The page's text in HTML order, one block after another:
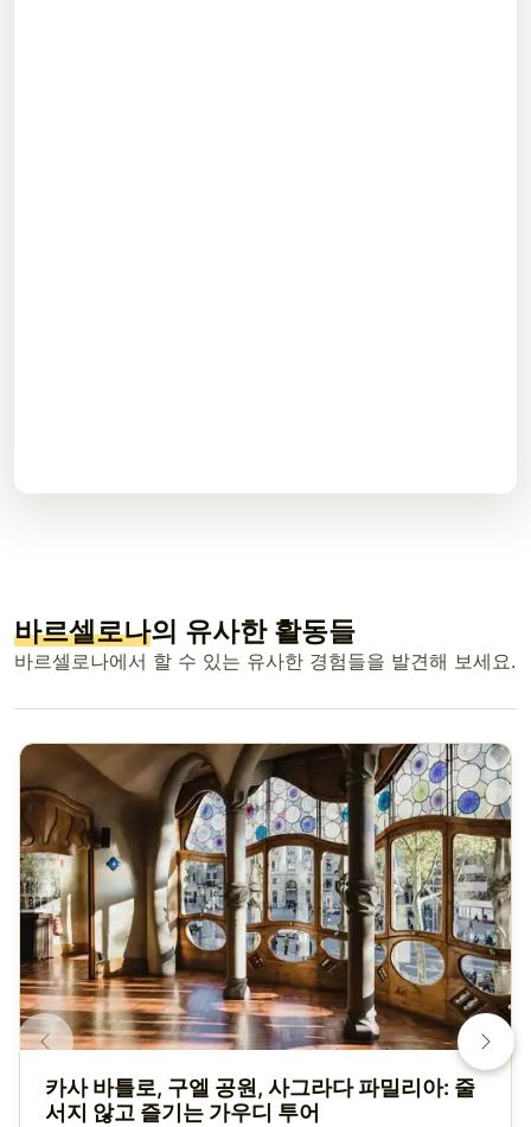
바르셀로나의 유사한 활동들
바르셀로나에서 할 수 있는 유사한 경험들을 발견해 보세요.
카사 바틀로, 구엘 공원, 사그라다 파밀리아: 줄
서지 않고 즐기는 가우디 투어